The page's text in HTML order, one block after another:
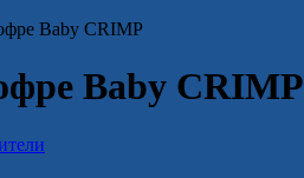
Baby CRIMP
Baby CRIMP